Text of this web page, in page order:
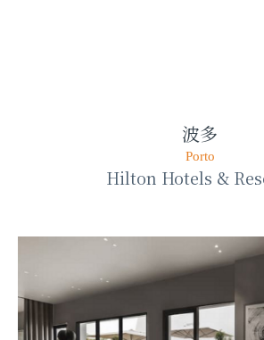
波多
Porto
Hilton Hotels &